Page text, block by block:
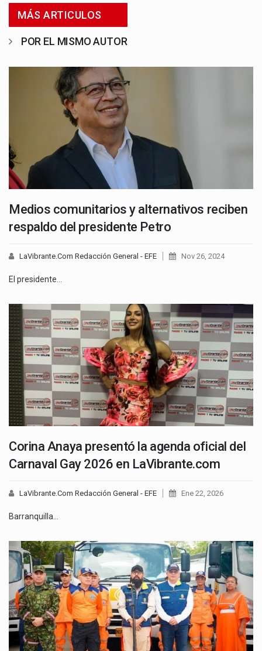
MÁS ARTICULOS
POR EL MISMO AUTOR
Medios comunitarios y alternativos reciben
respaldo del presidente Petro
LaVibrante.Com Redacción General - EFE Nov 26, 2024
El presidente…
Corina Anaya presentó la agenda oficial del
Carnaval Gay 2026 en LaVibrante.com
LaVibrante.Com Redacción General - EFE Ene 22, 2026
Barranquilla…